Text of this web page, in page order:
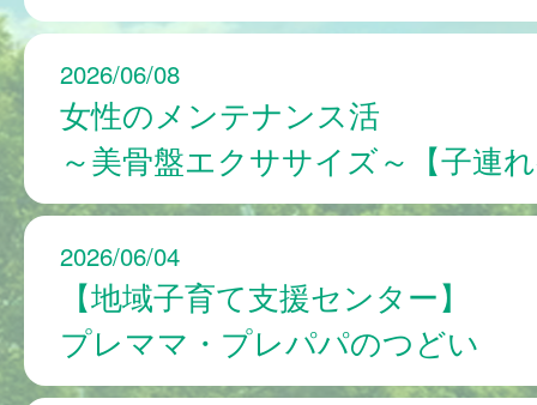
2026/06/08
女性のメンテナンス活
～美骨盤エクササイズ～【子連
2026/06/04
【地域子育て支援センター】
プレママ・プレパパのつどい